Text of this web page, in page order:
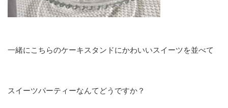
一緒にこちらのケーキスタンドにかわいいスイーツを並べて
スイーツパーティーなんてどうですか？